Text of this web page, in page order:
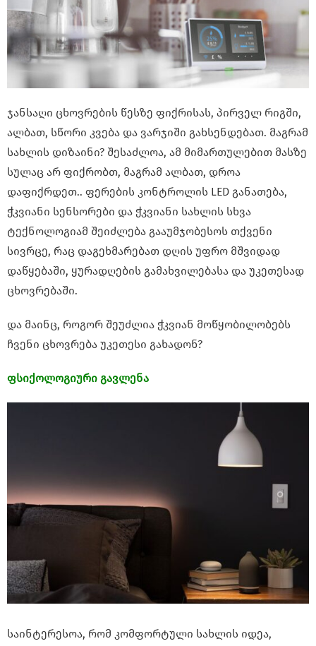
ჯანსაღი ცხოვრების წესზე ფიქრისას, პირველ რიგში,
ალბათ, სწორი კვება და ვარჯიში გახსენდებათ. მაგრამ
სახლის დიზაინი? შესაძლოა, ამ მიმართულებით მასზე
სულაც არ ფიქრობთ, მაგრამ ალბათ, დროა
დაფიქრდეთ.. ფერების კონტროლის LED განათება,
ჭკვიანი სენსორები და ჭკვიანი სახლის სხვა
ტექნოლოგიამ შეიძლება გააუმჯობესოს თქვენი
სივრცე, რაც დაგეხმარებათ დღის უფრო მშვიდად
დაწყებაში, ყურადღების გამახვილებასა და უკეთესად
ცხოვრებაში.
და მაინც, როგორ შეუძლია ჭკვიან მოწყობილობებს
ჩვენი ცხოვრება უკეთესი გახადონ?
ფსიქოლოგიური გავლენა
საინტერესოა, რომ კომფორტული სახლის იდეა,